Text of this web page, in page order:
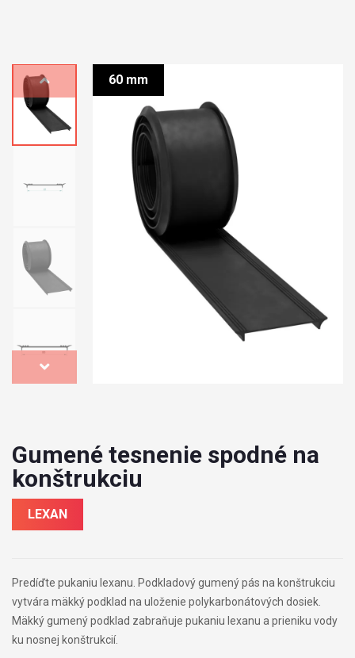
60 mm
Gumené tesnenie spodné na
konštrukciu
LEXAN
Predíďte pukaniu lexanu. Podkladový gumený pás na konštrukciu
vytvára mäkký podklad na uloženie polykarbonátových dosiek.
Mäkký gumený podklad zabraňuje pukaniu lexanu a prieniku vody
ku nosnej konštrukcií.